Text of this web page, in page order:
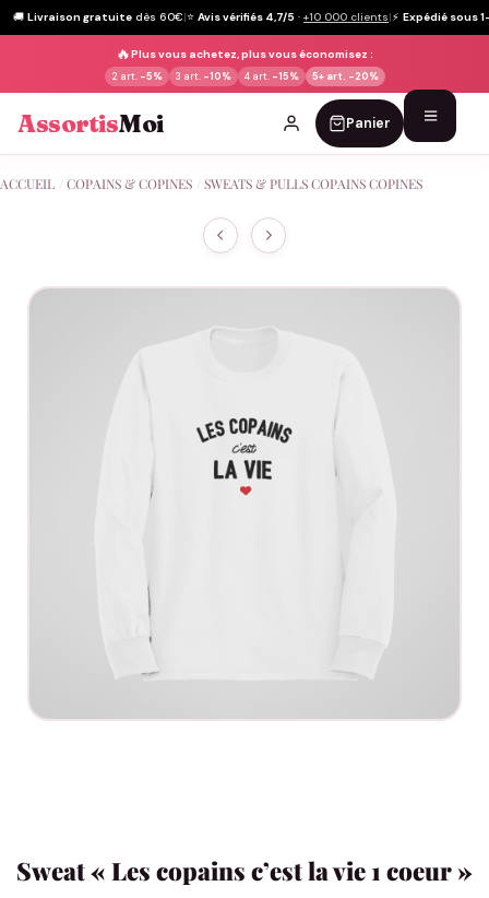
🚚 Livraison gratuite dès 60€|⭐ Avis vérifiés 4,7/5 · +10 000 clients|⚡ Expédié sous
🔥Plus vous achetez, plus vous économisez :
2 art. -5% 3 art. -10% 4 art. -15% 5+ art. -20%
AssortisMoi Panier
au
ACCUEIL COPAINS & COPINES SWEATS & PULLS COPAINS COPINES
Sweat « Les copains c’est la vie 1 coeur »